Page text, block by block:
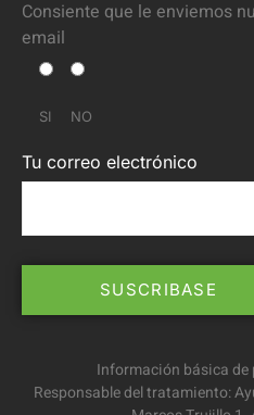
Consiente que le enviemos
email
SI NO
Tu correo electrónico
Información básica
Responsable del tratamiento: